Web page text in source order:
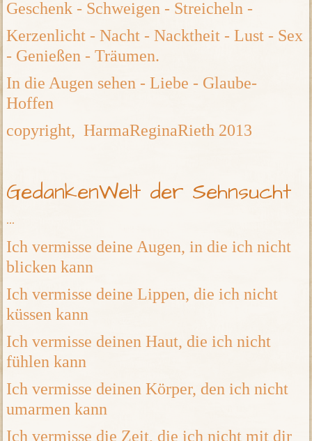
Geschenk - Schweigen - Streicheln -
Kerzenlicht - Nacht - Nacktheit - Lust - Sex
- Genießen - Träumen.
In die Augen sehen - Liebe - Glaube-
Hoffen
copyright, HarmaReginaRieth 2013
GedankenWelt der Sehnsucht
...
Ich vermisse deine Augen, in die ich nicht
blicken kann
Ich vermisse deine Lippen, die ich nicht
küssen kann
Ich vermisse deinen Haut, die ich nicht
fühlen kann
Ich vermisse deinen Körper, den ich nicht
umarmen kann
Ich vermisse die Zeit, die ich nicht mit dir